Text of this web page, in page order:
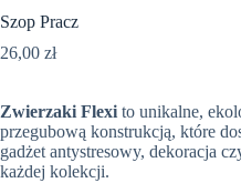
Szop Pracz
26,00 zł
Zwierzaki Flexi to unikalne,
przegubową konstrukcją, które
gadżet antystresowy, dekoracja
każdej kolekcji.